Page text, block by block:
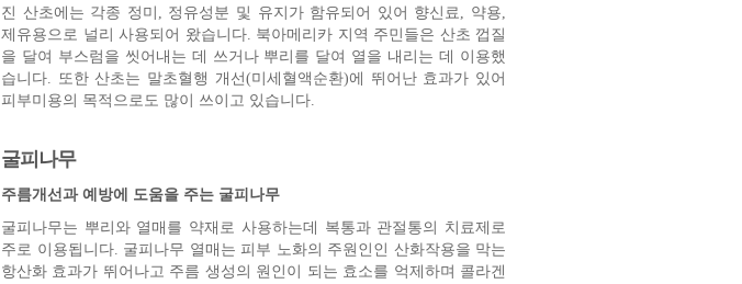
진 산초에는 각종 정미, 정유성분 및 유지가 함유되어 있어 향신료, 약용,
제유용으로 널리 사용되어 왔습니다. 북아메리카 지역 주민들은 산초 껍질
을 달여 부스럼을 씻어내는 데 쓰거나 뿌리를 달여 열을 내리는 데 이용했
습니다. 또한 산초는 말초혈행 개선(미세혈액순환)에 뛰어난 효과가 있어
피부미용의 목적으로도 많이 쓰이고 있습니다.
굴피나무
주름개선과 예방에 도움을 주는 굴피나무
굴피나무는 뿌리와 열매를 약재로 사용하는데 복통과 관절통의 치료제로
주로 이용됩니다. 굴피나무 열매는 피부 노화의 주원인인 산화작용을 막는
항산화 효과가 뛰어나고 주름 생성의 원인이 되는 효소를 억제하며 콜라겐